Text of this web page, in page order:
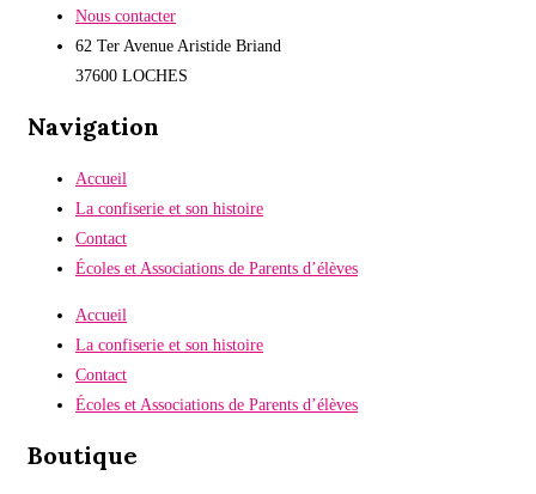
plusieurs
variations.
Les
peuvent
choisies
sur
la
page
du
produit
Nous contacter
62 Ter Avenue Aristide Briand
37600 LOCHES
Navigation
Accueil
La confiserie et son histoire
Contact
Écoles et Associations de Parents d’élèves
Accueil
La confiserie et son histoire
Contact
Écoles et Associations de Parents d’élèves
Boutique